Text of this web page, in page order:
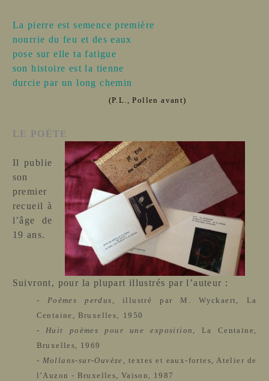
La pierre est semence première
nourrie du feu et des eaux
pose sur elle ta fatigue
son histoire est la tienne
durcie par un long chemin
(P.L., Pollen avant)
LE POÈTE
Il publie
son
premier
recueil à
l’âge de
19 ans.
Suivront, pour la plupart illustrés par l’auteur :
- Poèmes perdus , illustré par M. Wyckaert, La
Centaine, Bruxelles, 1950
-Huit poèmes pour une exposition , La Centaine,
Bruxelles, 1969
- Mollans-sur-Ouvèze , textes et eaux-fortes, Atelier de
l’Auzon - Bruxelles, Vaison, 1987